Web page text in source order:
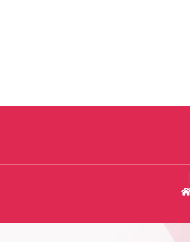
せ キャンペーン情報